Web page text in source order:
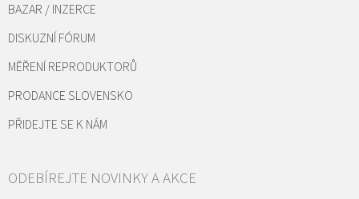
BAZAR / INZERCE
DISKUZNÍ FÓRUM
MĚŘENÍ REPRODUKTORŮ
PRODANCE SLOVENSKO
PŘIDEJTE SE K NÁM